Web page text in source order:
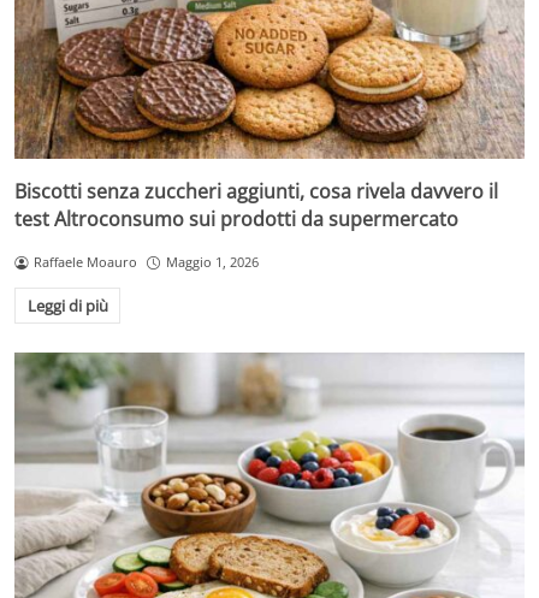
Biscotti senza zuccheri aggiunti, cosa rivela davvero il
test Altroconsumo sui prodotti da supermercato
Raffaele Moauro Maggio 1, 2026
Leggi di più